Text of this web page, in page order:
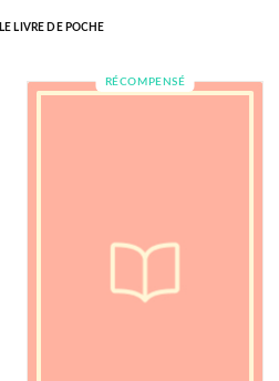
LE LIVRE DE POCHE
RÉCOMPENSÉ